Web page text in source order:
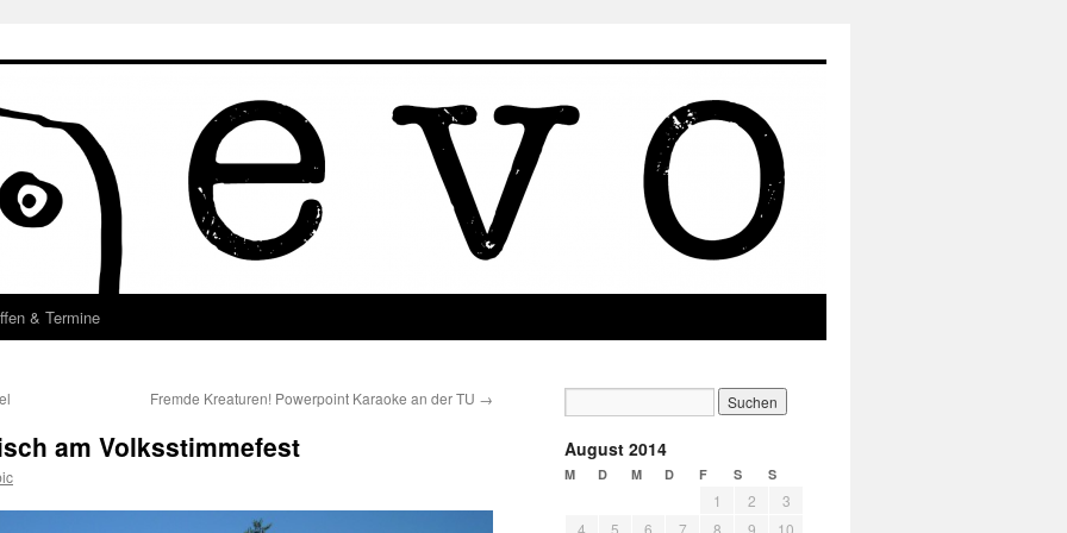
& Termine
Fremde Kreaturen! Powerpoint Karaoke an der TU →
am Volksstimmefest August 2014
M D M D F S S
1 2
3
4
5 6 7 8 9
10